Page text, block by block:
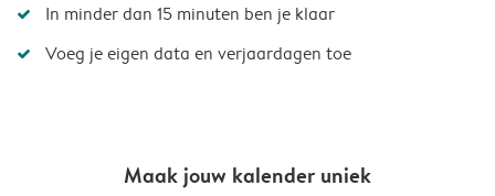
In minder dan 15 minuten ben je klaar
Voeg je eigen data en verjaardagen toe
Maak jouw kalender uniek